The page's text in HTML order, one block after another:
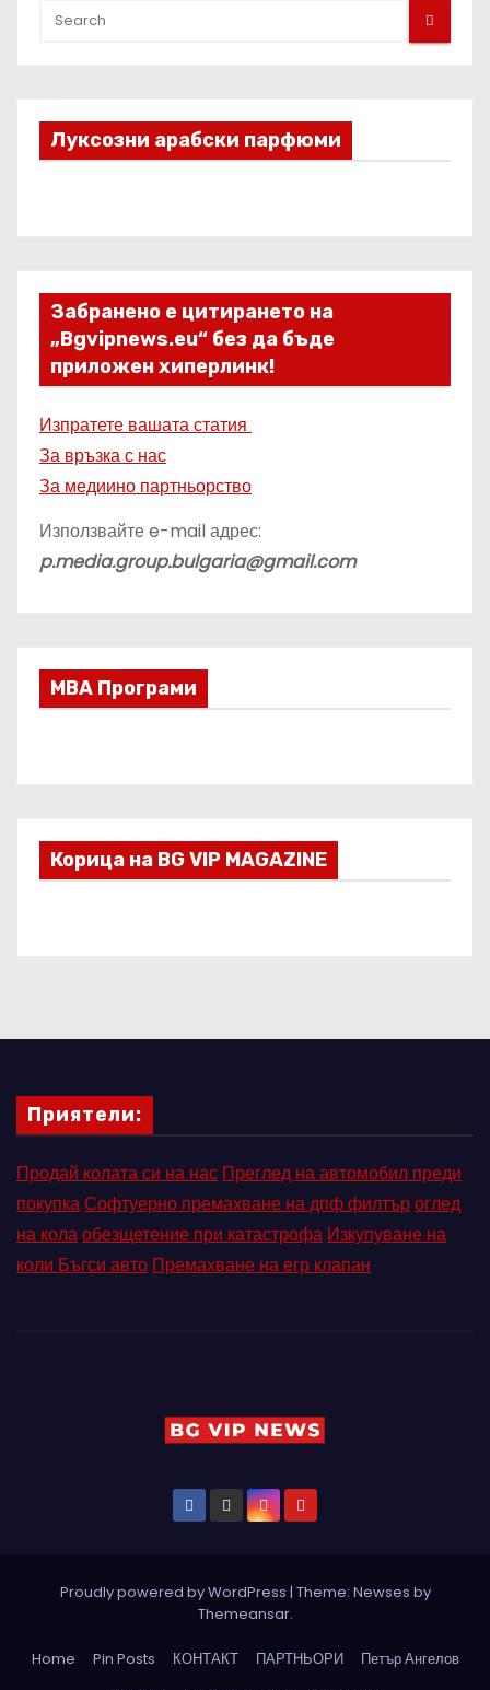
Луксозни арабски парфюми
Забранено е цитирането на
„Bgvipnews.eu“ без да бъде
приложен хиперлинк!
Изпратете вашата статия
За връзка с нас
За медиино партньорство
Използвайте e-mail адрес:
p.media.group.bulgaria@gmail.com
МВА Програми
Корица на BG VIP MAGAZINE
Приятели:
Продай колата си на нас Преглед на автомобил преди
покупкаСофтуерно премахване на дпф филтъроглед
на колаобезщетение при катастрофа Изкупуване на
коли Бъгси авто Премахване на егр клапан
Proudly powered by WordPress | Theme: Newses by
Themeansar.
Home Pin Posts КОНТАКТ ПАРТНЬОРИ
Петър Ангелов